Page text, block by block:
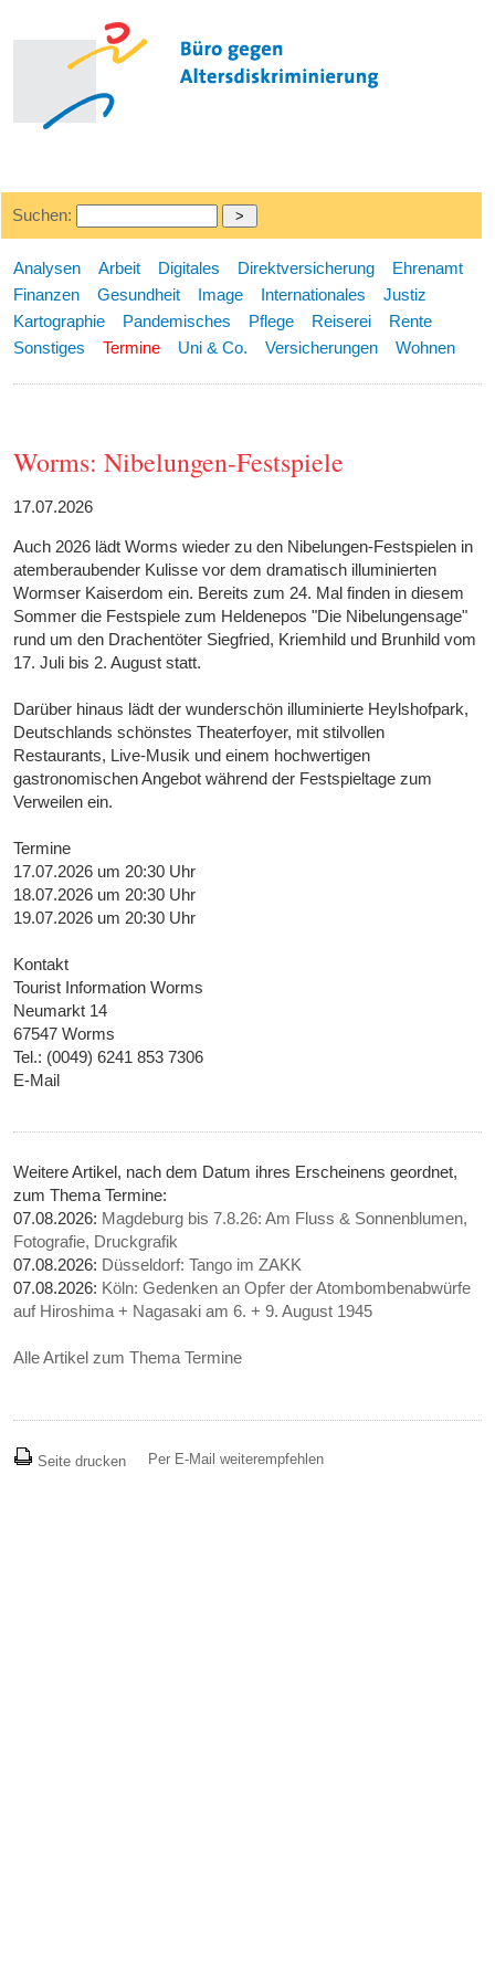
Suchen:
Analysen Arbeit Digitales Direktversicherung
Ehrenamt
Finanzen
Gesundheit Image Internationales
Justiz
Kartographie
Pandemisches Pflege Reiserei
Rente
Sonstiges
Termine Uni & Co. Versicherungen Wohnen
Worms: Nibelungen-Festspiele
17.07.2026
Auch 2026 lädt Worms wieder zu den Nibelungen-Festspielen in
atemberaubender Kulisse vor dem dramatisch illuminierten
Wormser Kaiserdom ein. Bereits zum 24. Mal finden in diesem
Sommer die Festspiele zum Heldenepos "Die Nibelungensage"
rund um den Drachentöter Siegfried, Kriemhild und Brunhild vom
17. Juli bis 2. August statt.
Darüber hinaus lädt der wunderschön illuminierte Heylshofpark,
Deutschlands schönstes Theaterfoyer, mit stilvollen
Restaurants, Live-Musik und einem hochwertigen
gastronomischen Angebot während der Festspieltage zum
Verweilen ein.
Termine
17.07.2026 um 20:30 Uhr
18.07.2026 um 20:30 Uhr
19.07.2026 um 20:30 Uhr
Kontakt
Tourist Information Worms
Neumarkt 14
67547 Worms
Tel.: (0049) 6241 853 7306
E-Mail
Weitere Artikel, nach dem Datum ihres Erscheinens geordnet,
zum Thema Termine:
07.08.2026: Magdeburg bis 7.8.26: Am Fluss & Sonnenblumen,
Fotografie, Druckgrafik
07.08.2026: Düsseldorf: Tango im ZAKK
07.08.2026: Köln: Gedenken an Opfer der Atombombenabwürfe
auf Hiroshima + Nagasaki am 6. + 9. August 1945
Alle Artikel zum Thema Termine
Seite drucken Per E-Mail weiterempfehlen